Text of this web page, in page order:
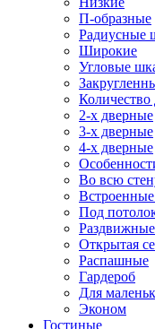
П-образные
Радиусные
Широкие
Угловые
Количество
2-х дверные
3-х дверные
4-х дверные
Во всю
Под
Открытая
Распашные
Гардероб
Для
Эконом
Гостиные